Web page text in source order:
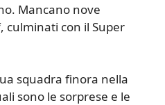
Mancano nove
culminati con il Super
squadra finora nella
sono le sorprese e le